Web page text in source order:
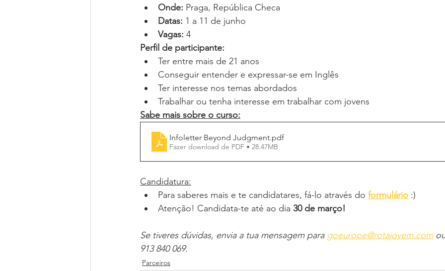
Onde: Praga, República Checa
​Datas: 1 a 11 de junho
Vagas: 4
Perfil de participante:
Ter entre mais de 21 anos
Conseguir entender e expressar-se em Inglês
Ter interesse nos temas abordados
Trabalhar ou tenha interesse em trabalhar com jovens
Sabe mais sobre o curso:
Infoletter Beyond Judgment.pdf
Fazer download de PDF • 28.47MB
Candidatura:
Para saberes mais e te candidatares, fá-lo através do formulário :)
Atenção! Candidata-te até ao dia 30 de março!
Se tiveres dúvidas, envia a tua mensagem para goeurope@rotajovem.com
913 840 069.
Parceiros